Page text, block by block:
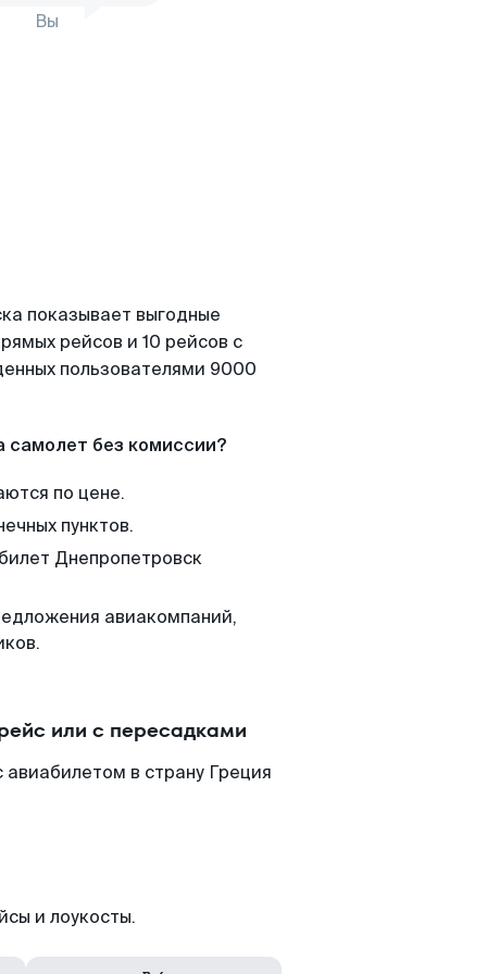
Вы
показывает выгодные
рейсов и 10 рейсов с
пользователями 9000
самолет без комиссии?
по цене.
пунктов.
Днепропетровск
авиакомпаний,
или с пересадками
в страну Греция
и лоукосты.